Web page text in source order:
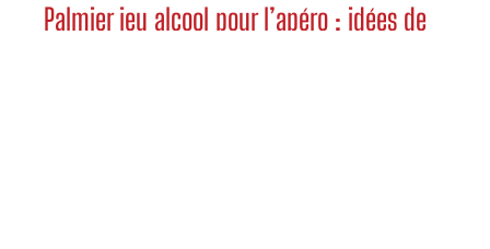
Palmier jeu alcool pour l’apéro : idées de